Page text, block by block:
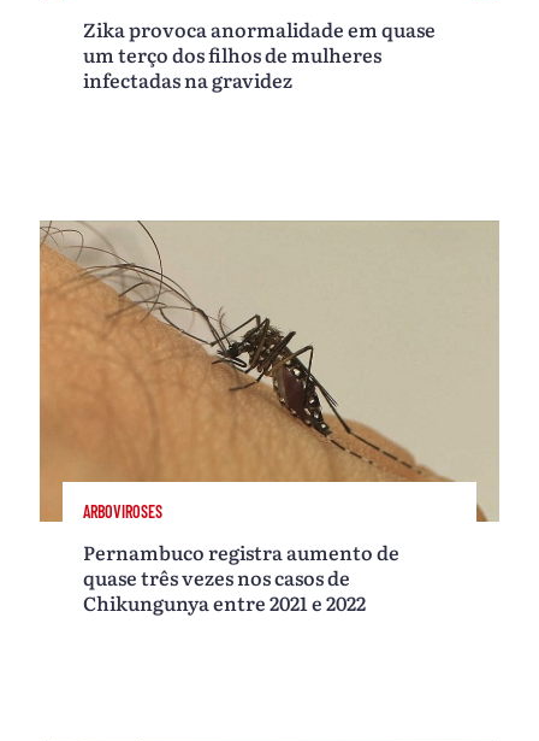
Zika provoca anormalidade em quase
um terço dos filhos de mulheres
infectadas na gravidez
ARBOVIROSES
Pernambuco registra aumento de
quase três vezes nos casos de
Chikungunya entre 2021 e 2022